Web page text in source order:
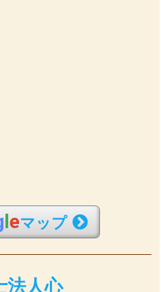
leマップ
法人心